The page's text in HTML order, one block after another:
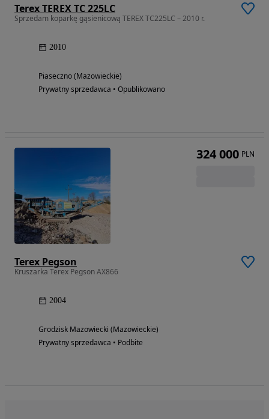
Terex TEREX TC 225LC
Sprzedam koparkę gąsienicową TEREX TC225LC – 2010 r.
2010
Piaseczno (Mazowieckie)
Prywatny sprzedawca • Opublikowano
Terex Pegson
Kruszarka Terex Pegson AX866
2004
Grodzisk Mazowiecki (Mazowieckie)
Prywatny sprzedawca • Podbite
324 000 PLN